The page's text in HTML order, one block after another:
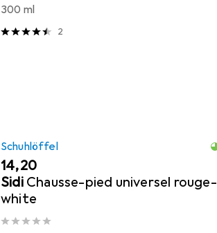
300 ml
2
Schuhlöffel
EUR
14,20
Sidi Chausse-pied universel rouge-
white